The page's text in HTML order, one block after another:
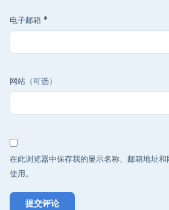
电子邮箱 *
网站（可选）
在此浏览器中保存我的显示名称、邮箱地址
使用。